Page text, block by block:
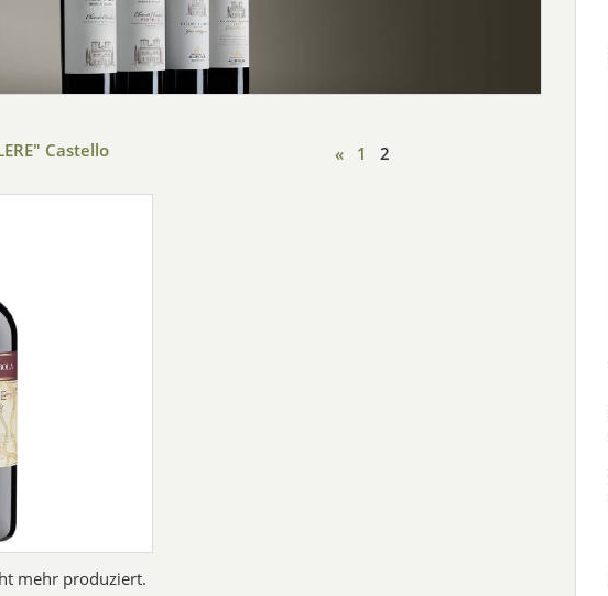
Castello
mehr produziert.
« 1 2